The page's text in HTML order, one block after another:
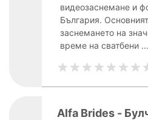
видеозаснемане и
България.
заснемането на
време на сватбени ...
Alfa Brides -